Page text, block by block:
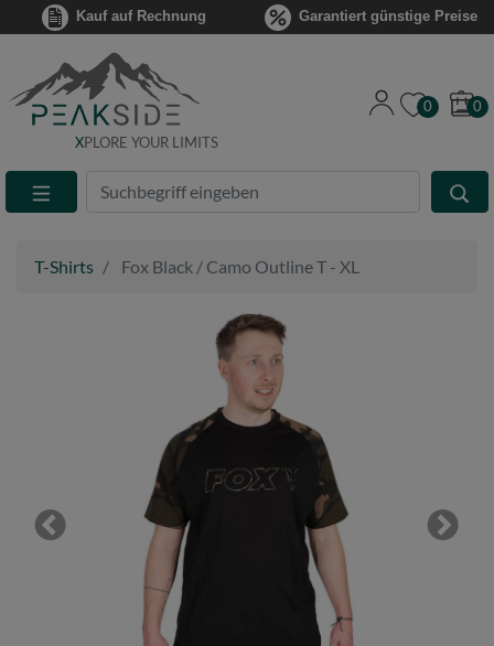
Kauf auf Rechnung Garantiert günstige Preise
XPLORE YOUR LIMITS
Suche
Eingabefeld
0 0
T-Shirts Fox Black / Camo Outline T - XL
Previous Next